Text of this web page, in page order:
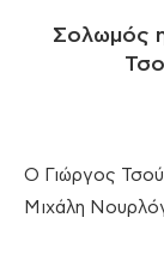
Σολωμός
O Γιώργος
Μιχάλη